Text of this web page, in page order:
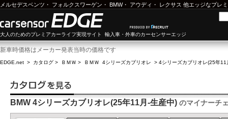
メルセデスベンツ ・ フォルクスワーゲン ・ BMW・ アウディ ・ レクサス 他エッジなプレ
大人のためのプレミアカーライフ実現サイト 輸入車・外車のカーセンサーエッジ
新車時価格はメーカー発表当時の価格です
EDGE.net > カタログ > ＢＭＷ > ＢＭＷ 4シリーズカブリオレ > 4シリーズカブリオレ(25年11
BMW 4シリーズカブリオレ(25年11月-生産中) のマイナーチ